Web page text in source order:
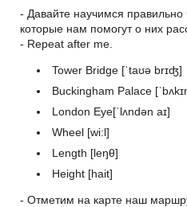
- Давайте научимся правильно
которые нам помогут о них
- Repeat after me.
Tower Bridge [ˈtaʊə brɪʤ]
Buckingham Palace
London Eye[ˈlʌndən aɪ]
Wheel [wi:l]
Length [leŋθ]
Height [hait]
- Отметим на карте наш